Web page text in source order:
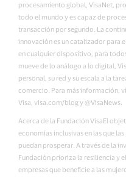
procesamiento global, VisaNet,
todo el mundo y es capaz de
transacción por segundo. La
innovación es un catalizador para
en cualquier dispositivo, para
mueve de lo análogo a lo digital,
personal, su red y su escala a la
comercio. Para más información,
Visa, visa.com/blog y @VisaNews.
Acerca de la Fundación VisaEl
economías inclusivas en las que
puedan prosperar. A través de la
Fundación prioriza la resiliencia y
empresas que beneficie a las